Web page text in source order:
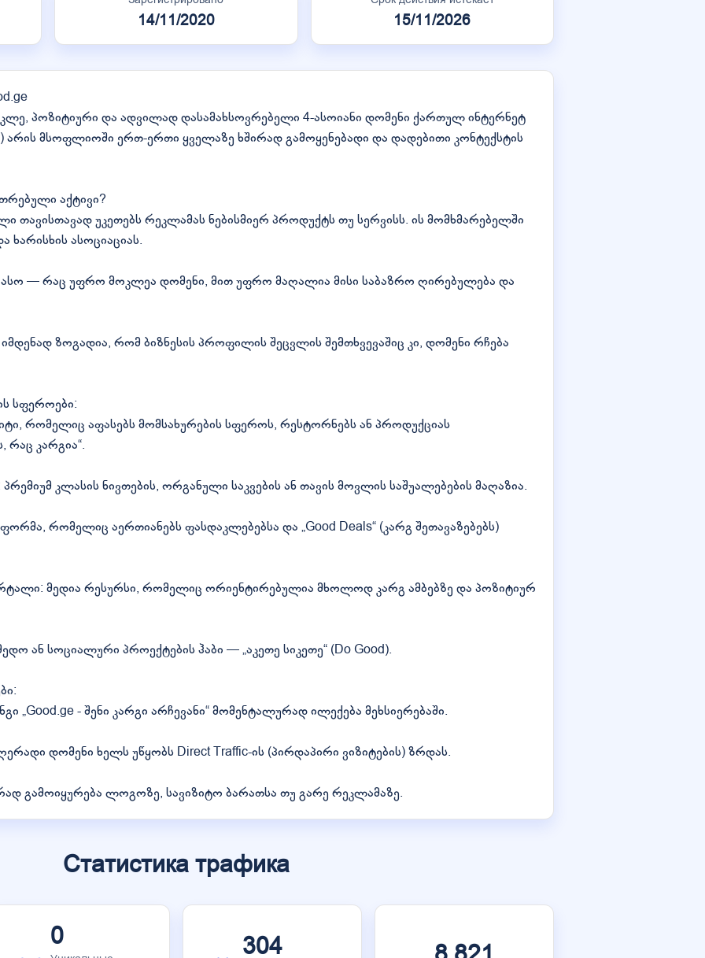
14/11/2020 15/11/2026
პოზიტიური და ადვილად დასამახსოვრებელი 4-ასოიანი დომენი ქართულ ინტერნეტ
არის მსოფლიოში ერთ-ერთი ყველაზე ხშირად გამოყენებადი და დადებითი კონტექსტის
აქტივი?
თავისთავად უკეთებს რეკლამას ნებისმიერ პროდუქტს თუ სერვისს. ის მომხმარებელში
ხარისხის ასოციაციას.
— რაც უფრო მოკლეა დომენი, მით უფრო მაღალია მისი საბაზრო ღირებულება და
ზოგადია, რომ ბიზნესის პროფილის შეცვლის შემთხვევაშიც კი, დომენი რჩება
სფეროები:
რომელიც აფასებს მომსახურების სფეროს, რესტორნებს ან პროდუქციას
კარგია“.
კლასის ნივთების, ორგანული საკვების ან თავის მოვლის საშუალებების მაღაზია.
რომელიც აერთიანებს ფასდაკლებებსა და „Good Deals“ (კარგ შეთავაზებებს)
მედია რესურსი, რომელიც ორიენტირებულია მხოლოდ კარგ ამბებზე და პოზიტიურ
ან სოციალური პროექტების ჰაბი — „აკეთე სიკეთე“ (Do Good).
„Good.ge - შენი კარგი არჩევანი“ მომენტალურად ილექება მეხსიერებაში.
დომენი ხელს უწყობს Direct Traffic-ის (პირდაპირი ვიზიტების) ზრდას.
გამოიყურება ლოგოზე, სავიზიტო ბარათსა თუ გარე რეკლამაზე.
Статистика трафика
0 304